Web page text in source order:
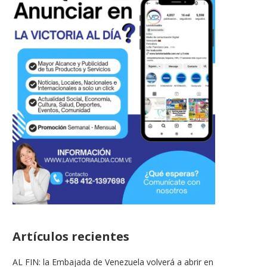
Artículos recientes
AL FIN: la Embajada de Venezuela volverá a abrir en